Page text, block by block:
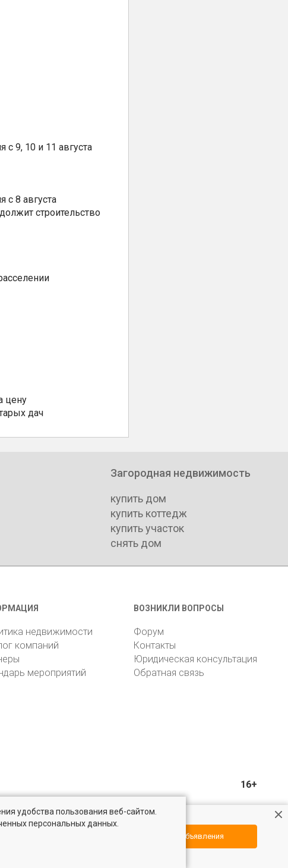
Посмотреть объявления
9, 10 и 11 августа
с 8 августа
строительство
цену
дач
Загородная недвижимость
купить дом
купить коттедж
купить участок
снять дом
недвижимости
компаний
мероприятий
ВОЗНИКЛИ ВОПРОСЫ
Форум
Контакты
Юридическая консультация
Обратная связь
16+
удобства пользования веб-сайтом.
персональных данных.